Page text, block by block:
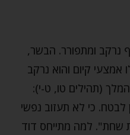
נרקב ומתפורר. הבשר,
אמצעי קיום והוא נרקב
(תהילים טו, ט-י):
כי לא תעזוב נפשי
שחת". למה מתייחס דוד